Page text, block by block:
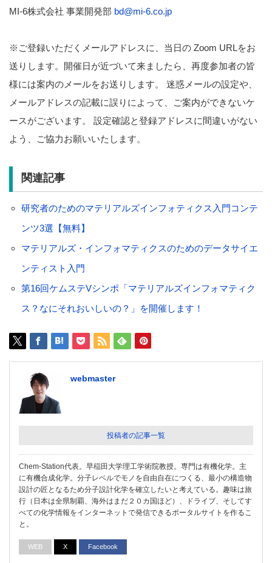
MI-6株式会社 事業開発部 bd@mi-6.co.jp
※ご登録いただくメールアドレスに、当日の Zoom URLをお
送りします。開催日が近づいて来ましたら、再度参加者の皆
様には案内のメールをお送りします。 迷惑メールの設定や、
メールアドレスの記載に誤りによって、ご案内ができないケ
ースがございます。 設定確認と登録アドレスに間違いがない
よう、ご協力お願いいたします。
関連記事
研究者のためのマテリアルズインフォティクス入門コンテ
ンツ3選【無料】
マテリアルズ・インフォマティクスのためのデータサイエ
ンティスト入門
第16回ケムステVシンポ「マテリアルズインフォマティク
ス？なにそれおいしいの？」を開催します！
webmaster
投稿者の記事一覧
Chem-Station代表。早稲田大学理工学術院教授。専門は有機化学。主
に有機合成化学。分子レベルでモノを自由自在につくる、最小の構造物
設計の匠となるため分子設計化学を確立したいと考えている。趣味は旅
行（日本は全県制覇、海外はまだ２０カ国ほど）、ドライブ、そしてす
べての化学情報をインターネットで発信できるポータルサイトを作るこ
と。
WEB X Facebook